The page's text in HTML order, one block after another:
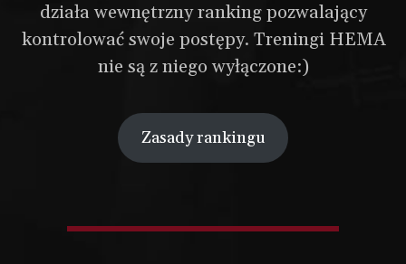
działa wewnętrzny ranking pozwalający
kontrolować swoje postępy. Treningi HEMA
nie są z niego wyłączone:)
Zasady rankingu